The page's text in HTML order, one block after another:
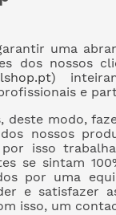
uma
dos nossos
)
e
deste modo,
nossos
por isso
se sintam
por uma
e satisfazer
isso, um